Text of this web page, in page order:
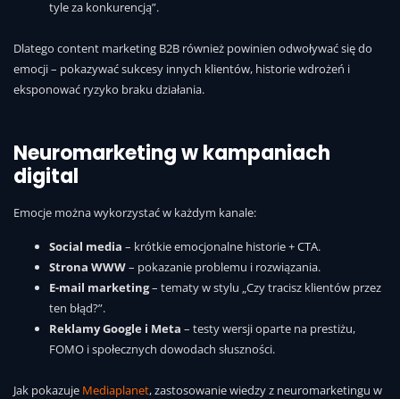
tyle za konkurencją”.
Dlatego content marketing B2B również powinien odwoływać się do
emocji – pokazywać sukcesy innych klientów, historie wdrożeń i
eksponować ryzyko braku działania.
Neuromarketing w kampaniach
digital
Emocje można wykorzystać w każdym kanale:
Social media – krótkie emocjonalne historie + CTA.
Strona WWW– pokazanie problemu i rozwiązania.
E-mail marketing– tematy w stylu „Czy tracisz klientów przez
ten błąd?”.
Reklamy Google i Meta – testy wersji oparte na prestiżu,
FOMO i społecznych dowodach słuszności.
Jak pokazuje Mediaplanet, zastosowanie wiedzy z neuromarketingu w